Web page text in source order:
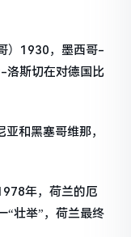
）1930，墨西哥-
洛斯切在对德国比
和黑塞哥维那，
年，荷兰的厄
“壮举”，荷兰最终